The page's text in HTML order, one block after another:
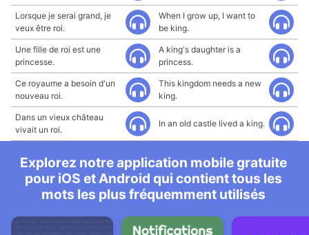
Lorsque je serai grand, je
veux être roi.
When I grow up, I want to
be king.
Une fille de roi est une
princesse.
A king's daughter is a
princess.
Ce royaume a besoin d'un
nouveau roi.
This kingdom needs a new
king.
Dans un vieux château
vivait un roi.
In an old castle lived a king.
Explorez notre application mobile gratuite
pour iOS et Android qui contient tous les
mots les plus fréquemment utilisés